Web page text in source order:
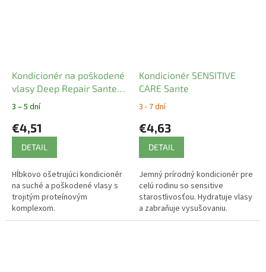
Kondicionér na poškodené
vlasy Deep Repair Sante
150 ml
3 – 5 dní
€4,51
DETAIL
Hĺbkovo ošetrujúci kondicionér
na suché a poškodené vlasy s
trojitým proteínovým
komplexom.
Kondicionér SENSITIVE
CARE Sante
3 - 7 dní
€4,63
DETAIL
Jemný prírodný kondicionér pre
celú rodinu so sensitive
starostlivosťou. Hydratuje vlasy
a zabraňuje vysušovaniu.
Obzvlášť jemný k pokožke